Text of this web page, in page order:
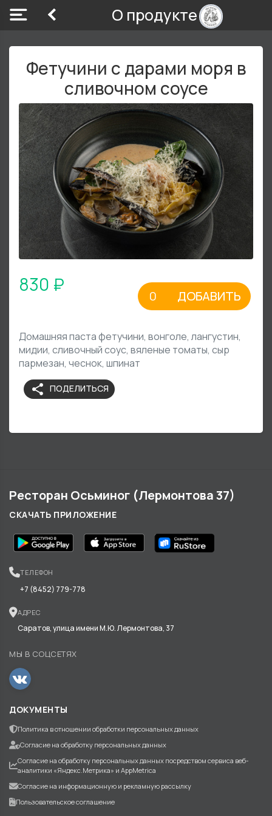
О продукте
Фетучини с дарами моря в
сливочном соусе
830 ₽
ДОБАВИТЬ
Домашняя паста фетучини, вонголе, лангустин,
мидии, сливочный соус, вяленые томаты, сыр
пармезан, чеснок, шпинат
share ПОДЕЛИТЬСЯ
Ресторан Осьминог (Лермонтова 37)
СКАЧАТЬ ПРИЛОЖЕНИЕ
ТЕЛЕФОН
+7 (8452) 779-778
АДРЕС
Саратов, улица имени М.Ю. Лермонтова, 37
МЫ В СОЦСЕТЯХ
ДОКУМЕНТЫ
Политика в отношении обработки персональных данных
Согласие на обработку персональных данных
Согласие на обработку персональных данных посредством сервиса веб-
аналитики «Яндекс.Метрика» и AppMetrica
Согласие на информационную и рекламную рассылку
Пользовательское соглашение